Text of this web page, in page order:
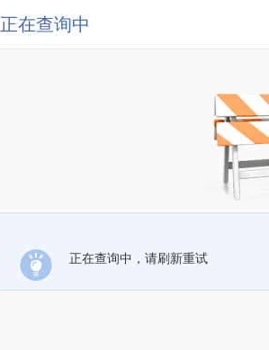
正在查询中
正在查询中，请刷新重试